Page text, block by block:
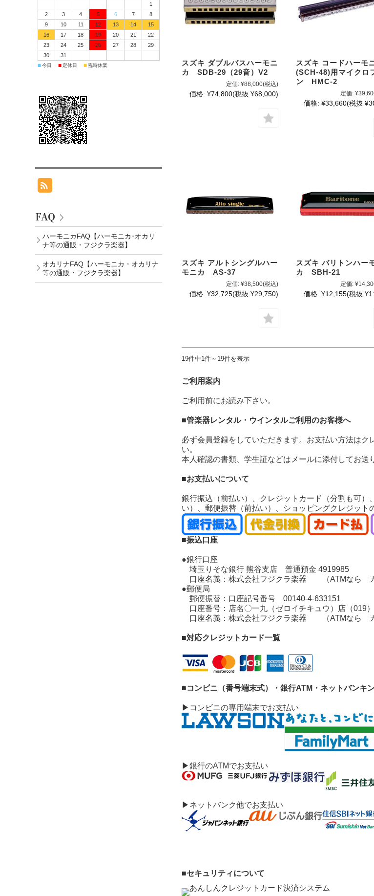
スズキ ダブルバスハーモニ
カ SDB-29（29音）V2
定価: ¥88,000(税込)
価格: ¥74,800(税抜 ¥68,000)
スズキ コードハーモ
(SCH-48)用マイクロ
ン HMC-2
定価:
価格: ¥33,660(税抜
スズキ アルトシングルハー
モニカ AS-37
定価: ¥38,500(税込)
価格: ¥32,725(税抜 ¥29,750)
スズキ バリトンハー
カ SBH-21
定価:
価格: ¥12,155(税抜
19件中1件～19件を表示
ご利用案内
ご利用前にお読み下さい。
■管楽器レンタル・ウインタルご利用のお客様へ
必ず会員登録をしていただきます。お支払い方法は
い。
本人確認の書類、学生証などはメールに添付してお送
■お支払いについて
銀行振込（前払い）、クレジットカード（分割も可
い）、郵便振替（前払い）、ショッピングクレジット
■振込口座
●銀行口座
埼玉りそな銀行 熊谷支店 普通預金 4919985
口座名義：株式会社フジクラ楽器 （ATMなら カ
●郵便局
郵便振替：口座記号番号 00140-4-633151
口座番号：店名〇一九（ゼロイチキュウ）店（019
口座名義：株式会社フジクラ楽器 （ATMなら カ
■対応クレジットカード一覧
■コンビニ（番号端末式）・銀行ATM・ネットバンキ
▶コンビニの専用端末でお支払い
▶銀行のATMでお支払い
▶ネットバンク他でお支払い
■セキュリティについて
1
2
3 4 5 6 7
8
9
10 11 12 13 14
15
16
17 18 19 20 21
22
23
24 25 26 27 28
29
30
31
■今日 ■定休日 ■臨時休業
FAQ
ハーモニカFAQ【ハーモニカ･オカリ
ナ等の通販・フジクラ楽器】
オカリナFAQ【ハーモニカ・オカリナ
等の通販・フジクラ楽器】